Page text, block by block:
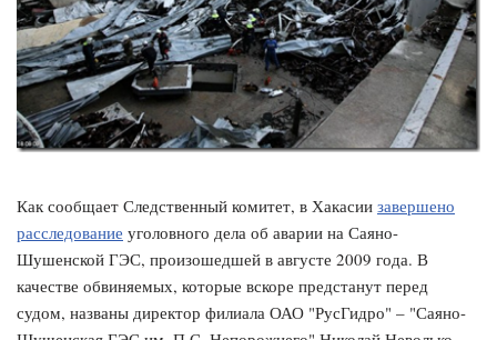
Как сообщает Следственный комитет, в Хакасии завершено
расследование уголовного дела об аварии на Саяно-
Шушенской ГЭС, произошедшей в августе 2009 года. В
качестве обвиняемых, которые вскоре предстанут перед
судом, названы директор филиала ОАО "РусГидро" – "Саяно-